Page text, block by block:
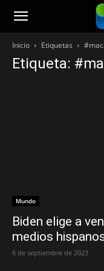
Noticias251
Inicio Etiquetas
Etiqueta:
Mundo
Biden elige a
medios
6 de septiembre de 2023